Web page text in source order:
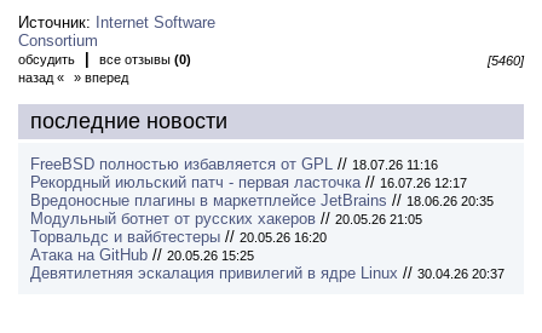
Источник:
Internet Software
Consortium
обсудить все отзывы (0)
[5460]
назад «
» вперед
последние новости
FreeBSD полностью избавляется от GPL // 18.07.26 11:16
Рекордный июльский патч - первая ласточка// 16.07.26 12:17
Вредоносные плагины в маркетплейсе JetBrains // 18.06.26 20:35
Модульный ботнет от русских хакеров // 20.05.26 21:05
Торвальдс и вайбтестеры // 20.05.26 16:20
Атака на GitHub // 20.05.26 15:25
Девятилетняя эскалация привилегий в ядре Linux // 30.04.26 20:37